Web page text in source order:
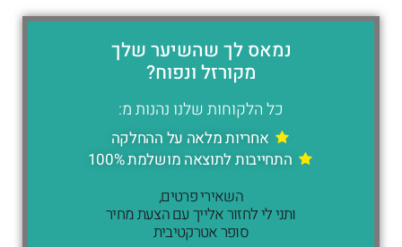
נמאס לך שהשיער שלך
מקורזל ונפוח?
כל הלקוחות שלנו נהנות מ:
אחריות מלאה על ההחלקה
התחייבות לתוצאה מושלמת 100%
השאירי פרטים,
ותני לי לחזור אלייך עם הצעת מחיר
סופר אטרקטיבית